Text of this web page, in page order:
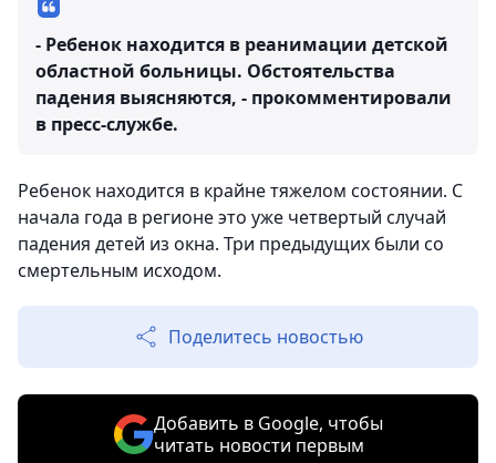
- Ребенок находится в реанимации детской
областной больницы. Обстоятельства
падения выясняются, - прокомментировали
в пресс-службе.
Ребенок находится в крайне тяжелом состоянии. С
начала года в регионе это уже четвертый случай
падения детей из окна. Три предыдущих были со
смертельным исходом.
Поделитесь новостью
Добавить в Google, чтобы
читать новости первым